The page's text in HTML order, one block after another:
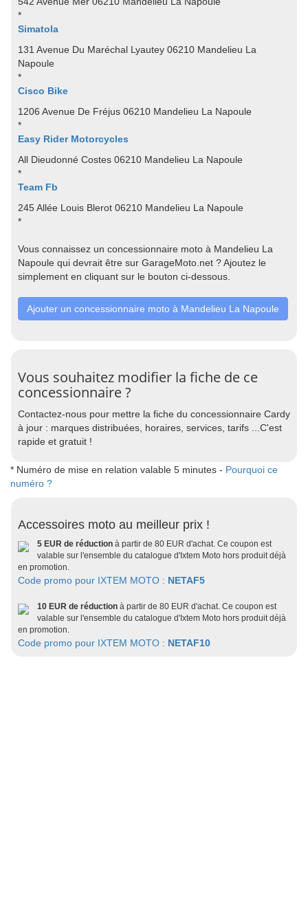
*
Simatola
131 Avenue Du Maréchal Lyautey 06210 Mandelieu La
Napoule
*
Cisco Bike
1206 Avenue De Fréjus 06210 Mandelieu La Napoule
*
Easy Rider Motorcycles
All Dieudonné Costes 06210 Mandelieu La Napoule
*
Team Fb
245 Allée Louis Blerot 06210 Mandelieu La Napoule
*
Vous connaissez un concessionnaire moto à Mandelieu La
Napoule qui devrait être sur GarageMoto.net ? Ajoutez le
simplement en cliquant sur le bouton ci-dessous.
Ajouter un concessionnaire moto à Mandelieu La Napoule
Vous souhaitez modifier la fiche de ce
concessionnaire ?
Contactez-nous pour mettre la fiche du concessionnaire Cardy
à jour : marques distribuées, horaires, services, tarifs ...C'est
rapide et gratuit !
* Numéro de mise en relation valable 5 minutes - Pourquoi ce
numéro ?
Accessoires moto au meilleur prix !
5 EUR de réduction à partir de 80 EUR d'achat. Ce coupon est
valable sur l'ensemble du catalogue d'Ixtem Moto hors produit déjà
en promotion.
Code promo pour IXTEM MOTO : NETAF5
10 EUR de réduction à partir de 80 EUR d'achat. Ce coupon est
valable sur l'ensemble du catalogue d'Ixtem Moto hors produit déjà
en promotion.
Code promo pour IXTEM MOTO : NETAF10